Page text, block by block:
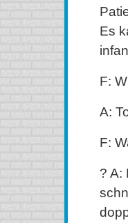
Es
F:
A:
F:
? A: